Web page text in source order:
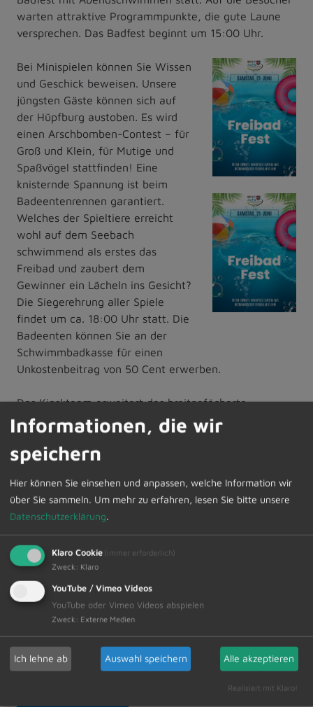
warten attraktive Programmpunkte, die gute Laune
versprechen. Das Badfest beginnt um 15:00 Uhr.
Bei Minispielen können Sie Wissen
und Geschick beweisen. Unsere
jüngsten Gäste können sich auf
der Hüpfburg austoben. Es wird
einen Arschbomben-Contest – für
Groß und Klein, für Mutige und
Spaßvögel stattfinden! Eine
knisternde Spannung ist beim
Badeentenrennen garantiert.
Welches der Spieltiere erreicht
wohl auf dem Seebach
schwimmend als erstes das
Freibad und zaubert dem
Gewinner ein Lächeln ins Gesicht?
Die Siegerehrung aller Spiele
findet um ca. 18:00 Uhr statt. Die
Badeenten können Sie an der
Schwimmbadkasse für einen
Unkostenbeitrag von 50 Cent erwerben.
Das Kioskteam erweitert das breitgefächerte
Angebotsspektrum am Festtag um Leckeres vom Grill
und freut sich schon heute auf einen guten Zuspruch.
Sie dürfen unser beliebtes Bad ganztägig ohne Eintritt
erholsame und abwechslungsreiche Stunden am Ende
der Pfingstferienzeit.
Erleben Sie beim Abendschwimmen einen schönen
und unbeschwerten Abendausklang des Badfesttages.
Unser Bad schließt gegen 23.00 Uhr. Wir wünschen
schon jetzt viele erlebnisreiche Eindrücke sowie einen
angenehmen Abend. Unser gesamtes Freibadteam,
das Jugendparlament und der Markt Dietmannsried
laden Sie zu diesem Fest recht herzlich ein. Wir
wünschen einen angenehmen Aufenthalt. Über Ihr
Kommen würden wir uns sehr freuen.
Informationen, die wir
speichern
Hier können Sie einsehen und anpassen, welche Information wir
über Sie sammeln. Um mehr zu erfahren, lesen Sie bitte unsere
Datenschutzerklärung.
Klaro Cookie (immer erforderlich)
Zweck : Klaro
YouTube / Vimeo Videos
YouTube oder Vimeo Videos abspielen
Zweck : Externe Medien
Ich lehne ab Auswahl speichern Alle akzeptieren
Realisiert mit Klaro!